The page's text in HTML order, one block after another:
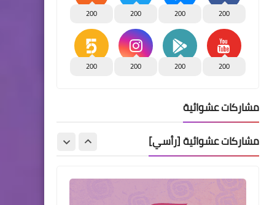
200
200
200
200
200
200
200
200
مشاركات عشوائية
مشاركات عشوائية [رأسي]
THE CURSE 2021 | مترجم اون
لاين | حريتي
مسلسلات وافلام
افلام رعب | BLACK WOOD
2021 | مترجم اون لاين| حريتي